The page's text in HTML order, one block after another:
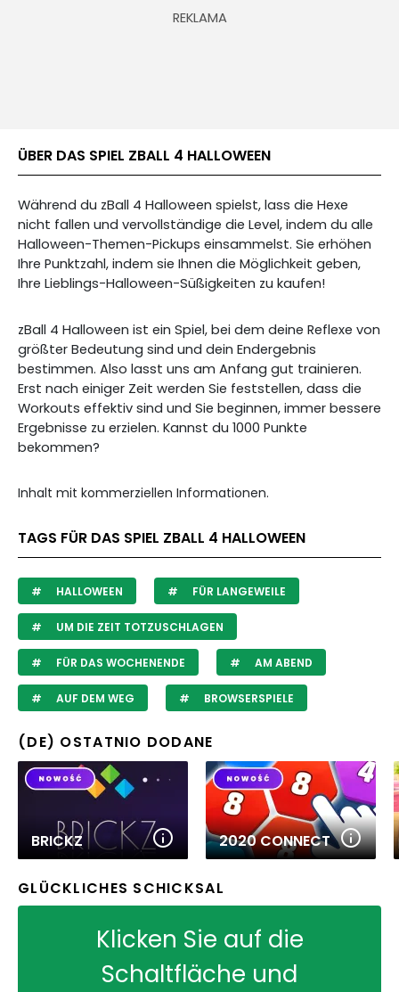
ÜBER DAS SPIEL ZBALL 4 HALLOWEEN
Während du zBall 4 Halloween spielst, lass die Hexe
nicht fallen und vervollständige die Level, indem du alle
Halloween-Themen-Pickups einsammelst. Sie erhöhen
Ihre Punktzahl, indem sie Ihnen die Möglichkeit geben,
Ihre Lieblings-Halloween-Süßigkeiten zu kaufen!
zBall 4 Halloween ist ein Spiel, bei dem deine Reflexe von
größter Bedeutung sind und dein Endergebnis
bestimmen. Also lasst uns am Anfang gut trainieren.
Erst nach einiger Zeit werden Sie feststellen, dass die
Workouts effektiv sind und Sie beginnen, immer bessere
Ergebnisse zu erzielen. Kannst du 1000 Punkte
bekommen?
Inhalt mit kommerziellen Informationen.
TAGS FÜR DAS SPIEL ZBALL 4 HALLOWEEN
HALLOWEEN FÜR LANGEWEILE
UM DIE ZEIT TOTZUSCHLAGEN
FÜR DAS WOCHENENDE AM ABEND
AUF DEM WEG BROWSERSPIELE
(DE) OSTATNIO DODANE
BRICKZ 2020 CONNECT
GLÜCKLICHES SCHICKSAL
Klicken Sie auf die
Schaltfläche und